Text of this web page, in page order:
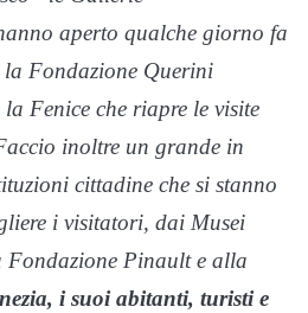
aperto qualche giorno fa
Fondazione Querini
Fenice che riapre le visite
inoltre un grande in
cittadine che si stanno
i visitatori, dai Musei
Fondazione Pinault e alla
i suoi abitanti, turisti e